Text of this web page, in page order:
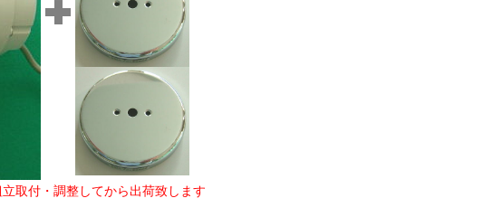
取付・調整してから出荷致します